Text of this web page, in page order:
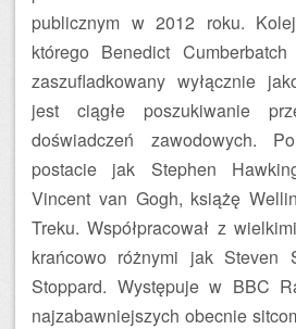
publicznym w 2012 roku.
którego Benedict
zaszufladkowany wyłącznie
jest ciągłe poszukiwanie
doświadczeń zawodowych.
postacie jak Stephen
Vincent van Gogh, książę
Treku. Współpracował z
krańcowo różnymi jak Steven
Stoppard. Występuje w BBC
najzabawniejszych obecnie